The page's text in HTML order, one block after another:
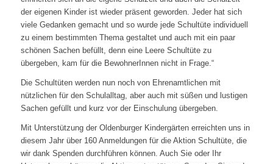
der eigenen Kinder ist wieder präsent geworden. Jeder hat sich
viele Gedanken gemacht und so wurde jede Schultüte individuell
zu einem bestimmten Thema gestaltet und auch mit ein paar
schönen Sachen befüllt, denn eine Leere Schultüte zu
übergeben, kam für die BewohnerInnen nicht in Frage.“
Die Schultüten werden nun noch von Ehrenamtlichen mit
nützlichen für den Schulalltag, aber auch mit süßen und lustigen
Sachen gefüllt und kurz vor der Einschulung übergeben.
Mit Unterstützung der Oldenburger Kindergärten erreichten uns in
diesem Jahr über 160 Anmeldungen für die Aktion Schultüte, die
wir dank Spenden durchführen können. Auch Sie oder Ihr